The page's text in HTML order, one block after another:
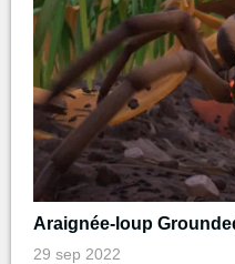
Araignée-loup
29 sep 2022